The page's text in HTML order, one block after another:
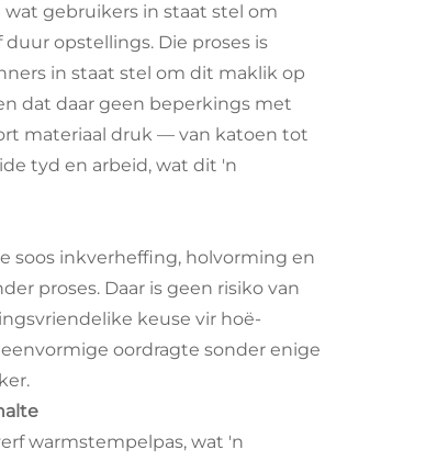
gebruikers in staat stel om
opstellings. Die proses is
in staat stel om dit maklik op
dat daar geen beperkings met
materiaal druk — van katoen tot
tyd en arbeid, wat dit 'n
soos inkverheffing, holvorming en
proses. Daar is geen risiko van
keuse vir hoë-
oordragte sonder enige
warmstempelpas, wat 'n